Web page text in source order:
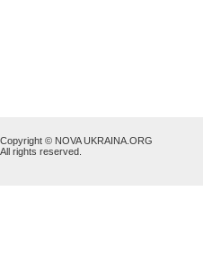
Copyright © NOVA UKRAINA.ORG
All rights reserved.